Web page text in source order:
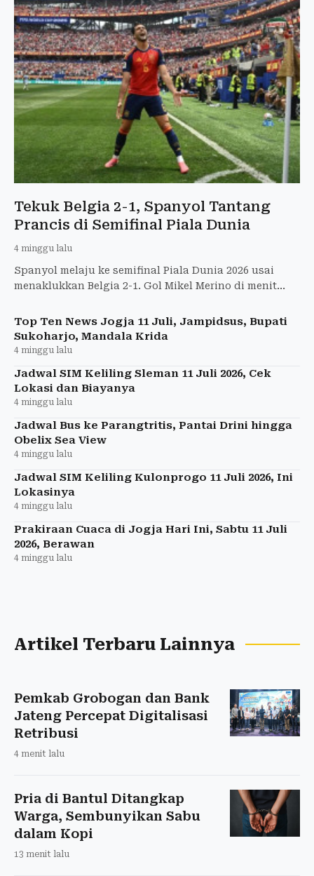
Tekuk Belgia 2-1, Spanyol Tantang
Prancis di Semifinal Piala Dunia
4 minggu lalu
Spanyol melaju ke semifinal Piala Dunia 2026 usai
menaklukkan Belgia 2-1. Gol Mikel Merino di menit
Top Ten News Jogja 11 Juli, Jampidsus, Bupati
Sukoharjo, Mandala Krida
4 minggu lalu
Jadwal SIM Keliling Sleman 11 Juli 2026, Cek
Lokasi dan Biayanya
4 minggu lalu
Jadwal Bus ke Parangtritis, Pantai Drini hingga
Obelix Sea View
4 minggu lalu
Jadwal SIM Keliling Kulonprogo 11 Juli 2026, Ini
Lokasinya
4 minggu lalu
Prakiraan Cuaca di Jogja Hari Ini, Sabtu 11 Juli
2026, Berawan
4 minggu lalu
Artikel Terbaru Lainnya
Pemkab Grobogan dan Bank
Jateng Percepat Digitalisasi
Retribusi
4 menit lalu
Pria di Bantul Ditangkap
Warga, Sembunyikan Sabu
dalam Kopi
13 menit lalu